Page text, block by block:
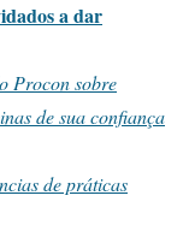
a dar
Procon sobre
de sua confiança
de práticas